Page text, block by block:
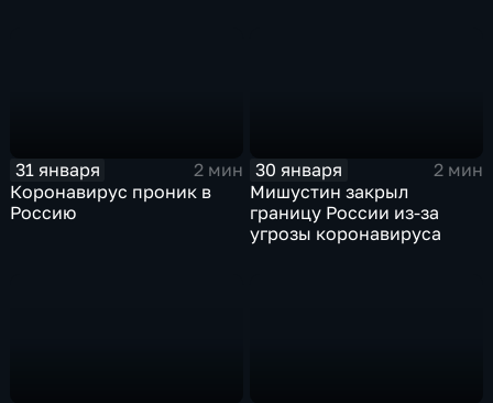
31 января
2 мин
Коронавирус проник в
Россию
30 января
2 мин
Мишустин закрыл
границу России из-за
угрозы коронавируса